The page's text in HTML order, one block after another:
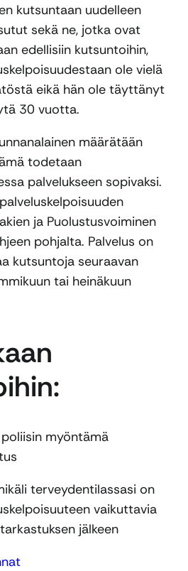
kutsuntaan uudelleen
sekä ne, jotka ovat
edellisiin kutsuntoihin,
ole vielä
eikä hän ole täyttänyt
30 vuotta.
määrätään
todetaan
palvelukseen sopivaksi.
ja Puolustusvoiminen
pohjalta. Palvelus on
kutsuntoja seuraavan
tai heinäkuun
myöntämä
terveydentilassasi on
vaikuttavia
jälkeen